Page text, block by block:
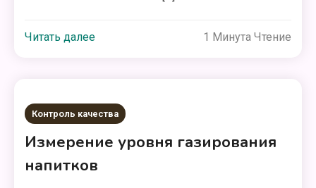
Читать далее 1 Минута Чтение
Контроль качества
Измерение уровня газирования
напитков